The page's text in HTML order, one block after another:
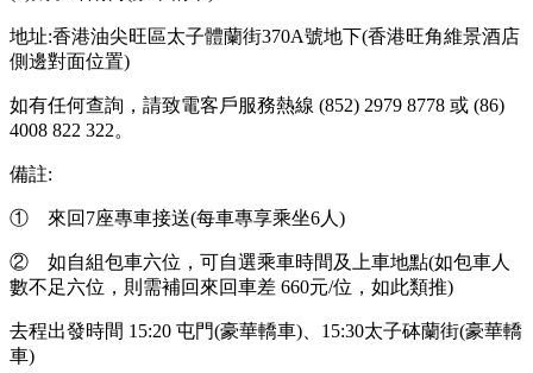
地址:香港油尖旺區太子體蘭街370A號地下(香港旺角維景酒店
側邊對面位置)
如有任何查詢，請致電客戶服務熱線 (852) 2979 8778 或 (86)
4008 822 322。
備註:
① 來回7座專車接送(每車專享乘坐6人)
② 如自組包車六位，可自選乘車時間及上車地點(如包車人
數不足六位，則需補回來回車差 660元/位，如此類推)
去程出發時間 15:20 屯門(豪華轎車)、15:30太子砵蘭街(豪華轎
車)